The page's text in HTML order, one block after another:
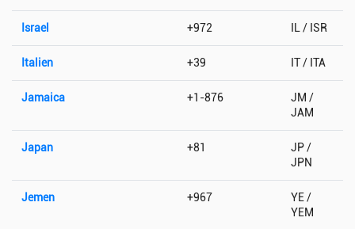
Israel +972 IL / ISR
Italien +39 IT / ITA
Jamaica +1-876
JM /
JAM
Japan +81
JP /
JPN
Jemen +967
YE /
YEM